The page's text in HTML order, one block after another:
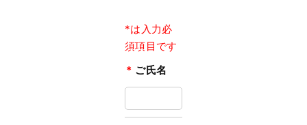
*は入力必
須項目です
* ご氏名